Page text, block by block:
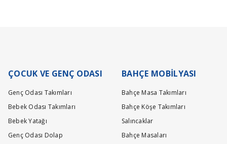
ÇOCUK VE GENÇ ODASI
Genç Odası Takımları
Bebek Odası Takımları
Bebek Yatağı
Genç Odası Dolap
BAHÇE MOBİLYASI
Bahçe Masa Takımları
Bahçe Köşe Takımları
Salıncaklar
Bahçe Masaları